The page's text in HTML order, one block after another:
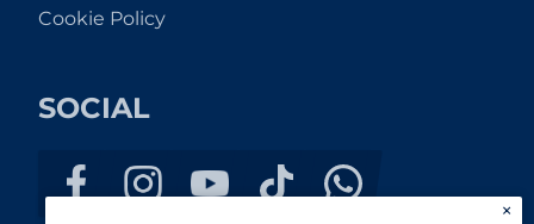
Cookie Policy
SOCIAL
×